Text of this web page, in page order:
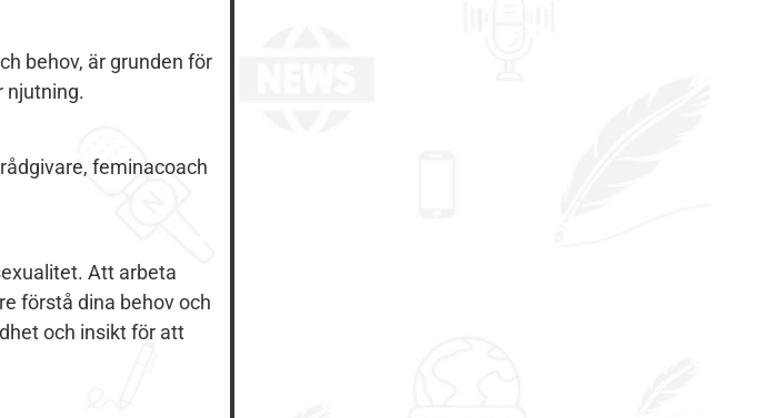
behov, är grunden för
njutning.
feminacoach
Att arbeta
förstå dina behov och
och insikt för att